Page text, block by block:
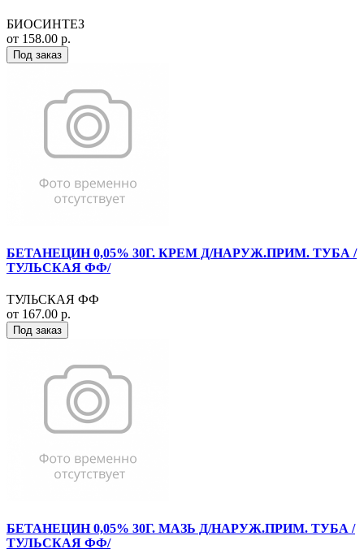
БИОСИНТЕЗ
от 158.00 р.
Под заказ
БЕТАНЕЦИН 0,05% 30Г. КРЕМ Д/НАРУЖ.ПРИМ. ТУБА /
ТУЛЬСКАЯ ФФ/
ТУЛЬСКАЯ ФФ
от 167.00 р.
Под заказ
БЕТАНЕЦИН 0,05% 30Г. МАЗЬ Д/НАРУЖ.ПРИМ. ТУБА /
ТУЛЬСКАЯ ФФ/